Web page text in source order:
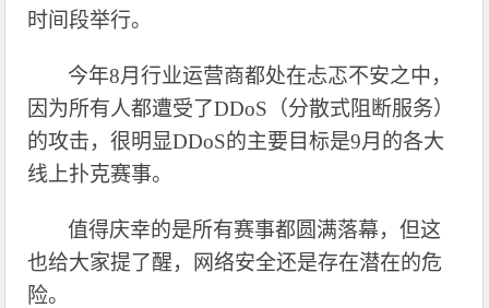
时间段举行。
今年8月行业运营商都处在忐忑不安之中，
因为所有人都遭受了DDoS（分散式阻断服务）
的攻击，很明显DDoS的主要目标是9月的各大
线上扑克赛事。
值得庆幸的是所有赛事都圆满落幕，但这
也给大家提了醒，网络安全还是存在潜在的危
险。